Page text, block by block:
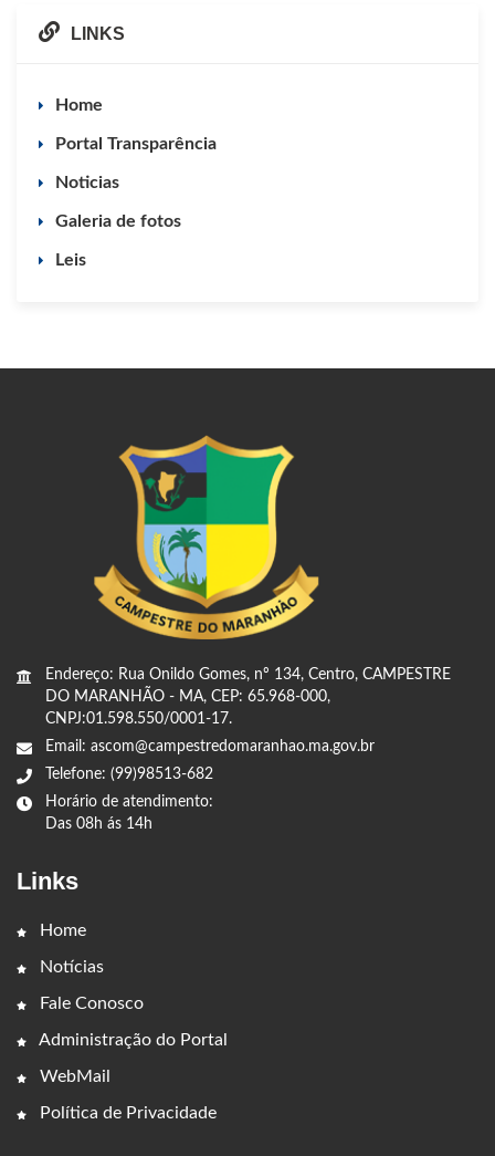
LINKS
Home
Portal Transparência
Noticias
Galeria de fotos
Leis
Endereço: Rua Onildo Gomes, nº 134, Centro, CAMPESTRE
DO MARANHÃO - MA, CEP: 65.968-000,
CNPJ:01.598.550/0001-17.
Email: ascom@campestredomaranhao.ma.gov.br
Telefone: (99)98513-682
Horário de atendimento:
Das 08h ás 14h
Links
Home
Notícias
Fale Conosco
Administração do Portal
WebMail
Política de Privacidade